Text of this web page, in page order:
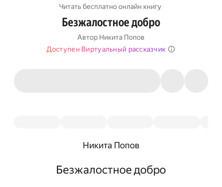
Читать бесплатно онлайн книгу
Безжалостное добро
Автор Никита Попов
Доступен Виртуальный рассказчик
Никита Попов
Безжалостное добро